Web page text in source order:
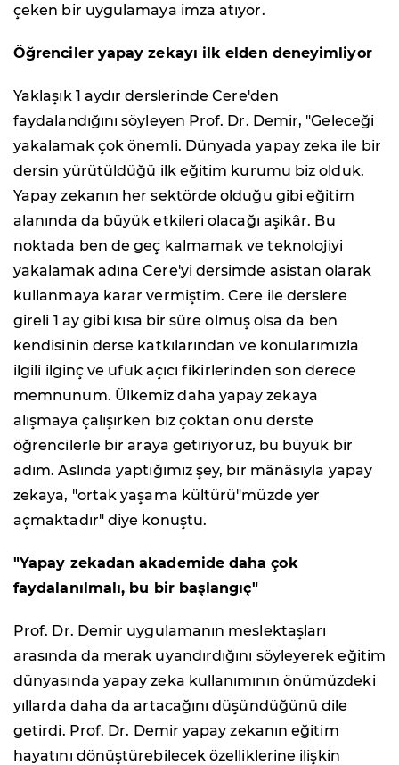
çeken bir uygulamaya imza atıyor.
Öğrenciler yapay zekayı ilk elden deneyimliyor
Yaklaşık 1 aydır derslerinde Cere'den
faydalandığını söyleyen Prof. Dr. Demir, "Geleceği
yakalamak çok önemli. Dünyada yapay zeka ile bir
dersin yürütüldüğü ilk eğitim kurumu biz olduk.
Yapay zekanın her sektörde olduğu gibi eğitim
alanında da büyük etkileri olacağı aşikâr. Bu
noktada ben de geç kalmamak ve teknolojiyi
yakalamak adına Cere'yi dersimde asistan olarak
kullanmaya karar vermiştim. Cere ile derslere
gireli 1 ay gibi kısa bir süre olmuş olsa da ben
kendisinin derse katkılarından ve konularımızla
ilgili ilginç ve ufuk açıcı fikirlerinden son derece
memnunum. Ülkemiz daha yapay zekaya
alışmaya çalışırken biz çoktan onu derste
öğrencilerle bir araya getiriyoruz, bu büyük bir
adım. Aslında yaptığımız şey, bir mânâsıyla yapay
zekaya, "ortak yaşama kültürü"müzde yer
açmaktadır" diye konuştu.
"Yapay zekadan akademide daha çok
faydalanılmalı, bu bir başlangıç"
Prof. Dr. Demir uygulamanın meslektaşları
arasında da merak uyandırdığını söyleyerek eğitim
dünyasında yapay zeka kullanımının önümüzdeki
yıllarda daha da artacağını düşündüğünü dile
getirdi. Prof. Dr. Demir yapay zekanın eğitim
hayatını dönüştürebilecek özelliklerine ilişkin